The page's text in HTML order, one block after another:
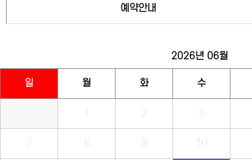
예약안내
2026년 06월
일 월 화 수
1 2 3
7 8 9 10